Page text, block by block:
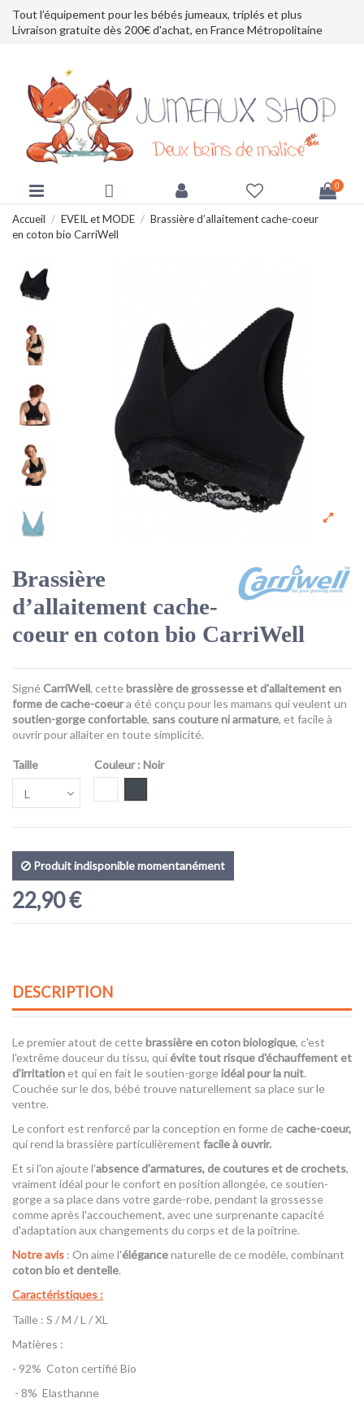
Tout l’équipement pour les bébés jumeaux, triplés et plus
Livraison gratuite dès 200€ d'achat, en France Métropolitaine
0
Accueil EVEIL et MODE
Brassière d’allaitement cache-coeur
en coton bio CarriWell
Brassière
d’allaitement cache-
coeur en coton bio CarriWell
Signé CarriWell, cettebrassière de grossesse et d'allaitement en
forme de cache-coeura été conçu pour les mamans qui veulent un
soutien-gorge confortable, sans couture ni armature, et facile à
ouvrir pour allaiter en toute simplicité.
Taille Couleur: Noir
Produit indisponible momentanément
22,90 €
DESCRIPTION
Le premier atout de cettebrassière en coton biologique, c'est
l'extrême douceur du tissu, quiévite tout risque d'échauffement et
d'irritation et qui en fait le soutien-gorgeidéal pour la nuit.
Couchée sur le dos, bébé trouve naturellement sa place sur le
ventre.
Le confort est renforcé par la conception en forme de cache-coeur,
qui rend la brassière particulièrement facile à ouvrir.
Et si l'on ajoute l'absence d'armatures, de coutures et de crochets,
vraiment idéal pour le confort en position allongée, ce soutien-
gorge a sa place dans votre garde-robe, pendant la grossesse
comme après l'accouchement, avec une surprenante capacité
d'adaptation aux changements du corps et de la poitrine.
Notre avis : On aime l'élégancenaturelle de ce modèle, combinant
coton bio et dentelle.
Caractéristiques :
Taille : S / M / L / XL
Matières :
- 92% Coton certifié Bio
- 8% Elasthanne